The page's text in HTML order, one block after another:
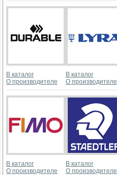
В каталог
О производителе
В каталог
О производителе
В каталог
О производителе
В каталог
О производителе